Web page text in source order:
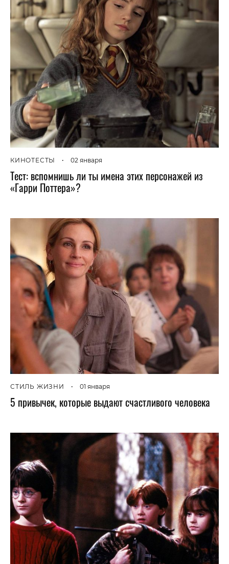
КИНОТЕСТЫ • 02 января
Тест: вспомнишь ли ты имена этих персонажей из
«Гарри Поттера»?
СТИЛЬ ЖИЗНИ • 01 января
5 привычек, которые выдают счастливого человека